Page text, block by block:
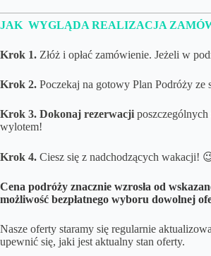
JAK WYGLĄDA REALIZACJA
Krok 1. Złóż i opłać zamówienie. Jeżeli w
Krok 2. Poczekaj na gotowy Plan Podróży
Krok 3. Dokonaj rezerwacji
wylotem!
Krok 4. Ciesz się z nadchodzących wakacji!
Cena podróży znacznie wzrosła od
możliwość bezpłatnego wyboru dowolnej
Nasze oferty staramy się regularnie
upewnić się, jaki jest aktualny stan oferty.